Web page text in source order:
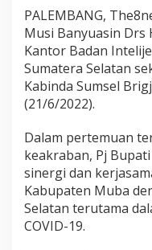
PALEMBANG,
Musi Banyuasin Drs
Kantor Badan
Sumatera Selatan
Kabinda Sumsel
(21/6/2022).
Dalam pertemuan
keakraban, Pj
sinergi dan
Kabupaten Muba
Selatan terutama
COVID-19.